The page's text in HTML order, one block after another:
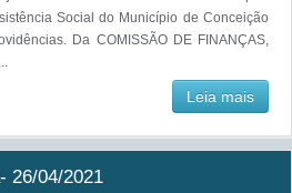
Social do Município de Conceição
Da COMISSÃO DE FINANÇAS,
Leia mais
26/04/2021